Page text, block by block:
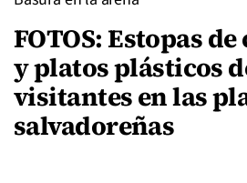
FOTOS: Estopas
y platos plásticos
visitantes en las
salvadoreñas